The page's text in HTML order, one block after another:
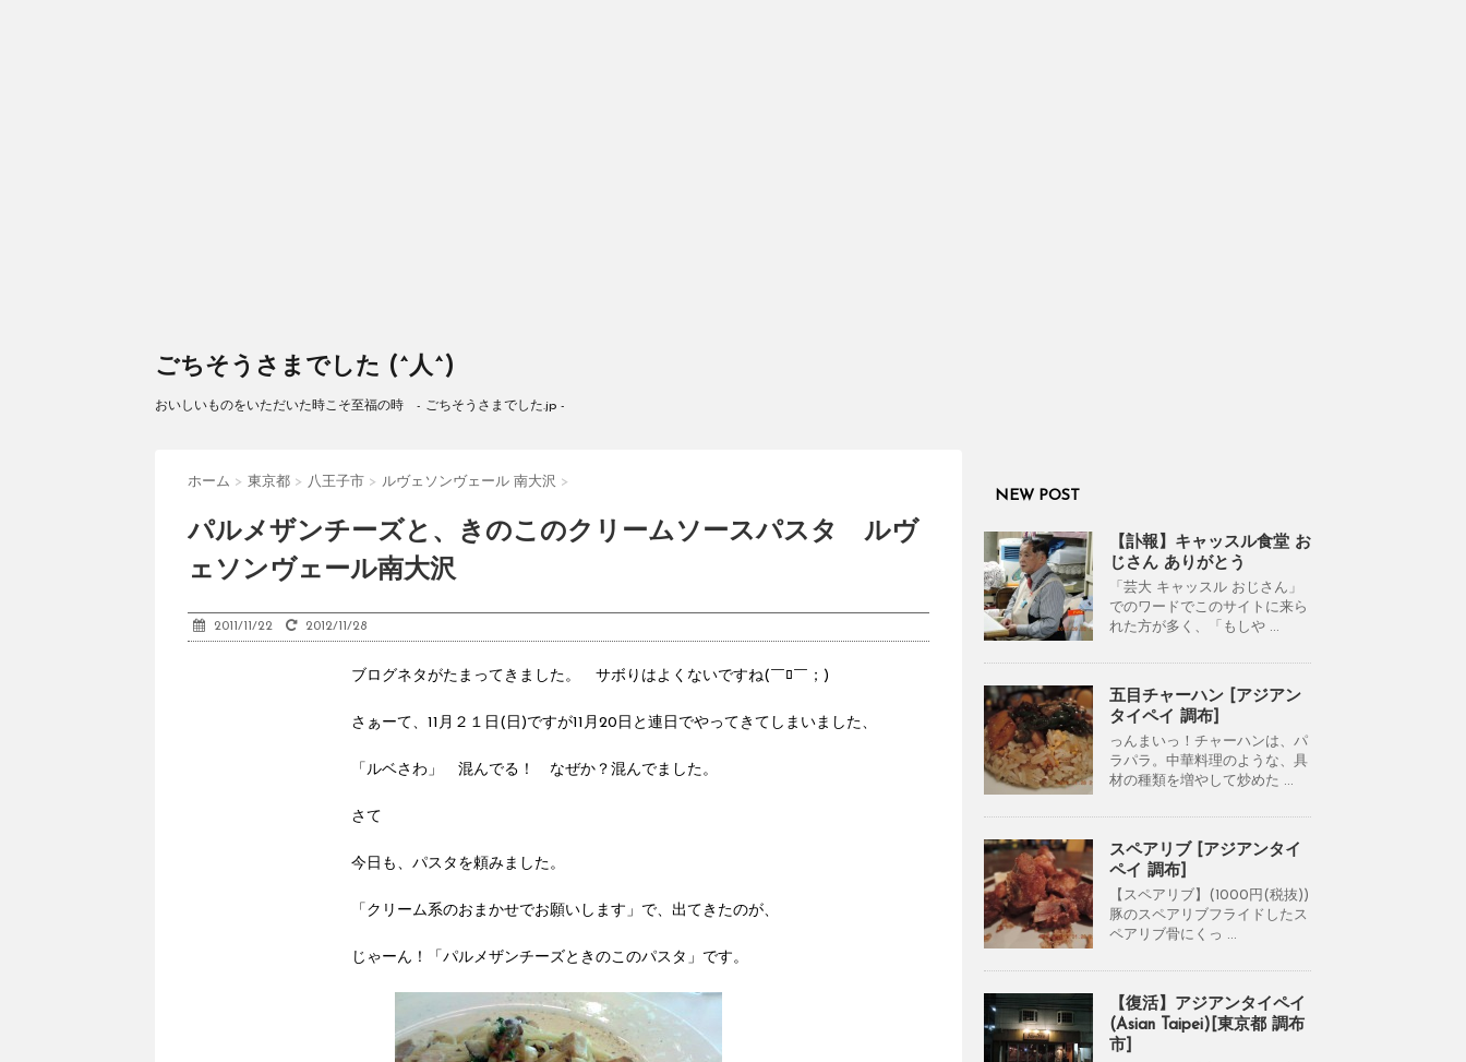
ごちそうさまでした (^人^)
おいしいものをいただいた時こそ至福の時 - ごちそうさまでした.jp -
ホーム > 東京都 > 八王子市 > ルヴェソンヴェール 南大沢 >
パルメザンチーズと、きのこのクリームソースパスタ ルヴ
ェソンヴェール南大沢
2011/11/22 2012/11/28
ブログネタがたまってきました。 サボりはよくないですね(￣ﾛ￣；)
さぁーて、11月２１日(日)ですが11月20日と連日でやってきてしまいました、
「ルベさわ」 混んでる！ なぜか？混んでました。
さて
今日も、パスタを頼みました。
「クリーム系のおまかせでお願いします」で、出てきたのが、
じゃーん！「パルメザンチーズときのこのパスタ」です。
NEW POST
【訃報】キャッスル食堂 お
じさん ありがとう
「芸大 キャッスル おじさん」
でのワードでこのサイトに来ら
れた方が多く、「もしや ...
五目チャーハン [アジアン
タイペイ 調布]
っんまいっ！チャーハンは、パ
ラパラ。中華料理のような、具
材の種類を増やして炒めた ...
スペアリブ [アジアンタイ
ペイ 調布]
【スペアリブ】(1000円(税抜))
豚のスペアリブフライドしたス
ペアリブ骨にくっ ...
【復活】アジアンタイペイ
(Asian Taipei)[東京都 調布
市]